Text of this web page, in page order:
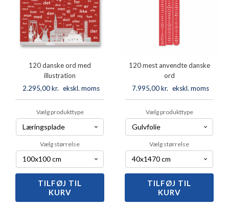
120 danske ord med
illustration
2.295,00kr. ekskl. moms
Vælg produkttype
Vælg størrelse
120
danske
ord
TILFØJ TIL
KURV
120 mest anvendte danske
ord
7.995,00kr. ekskl. moms
Vælg produkttype
Vælg størrelse
120
mest
anvendte
TILFØJ TIL
KURV